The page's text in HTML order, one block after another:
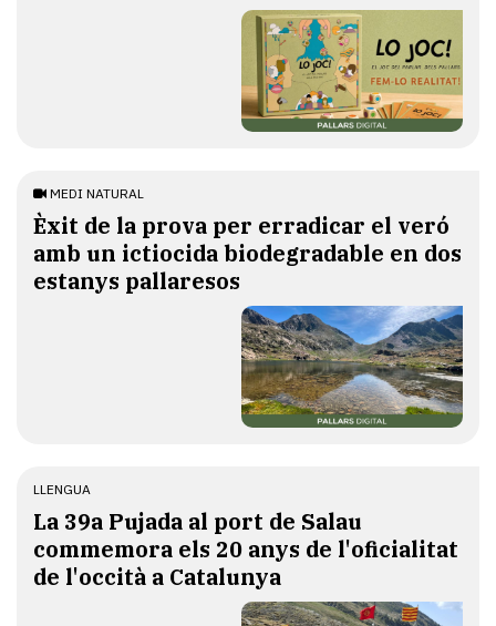
MEDI NATURAL
Èxit de la prova per erradicar el veró
amb un ictiocida biodegradable en dos
estanys pallaresos
LLENGUA
​La 39a Pujada al port de Salau
commemora els 20 anys de l'oficialitat
de l'occità a Catalunya